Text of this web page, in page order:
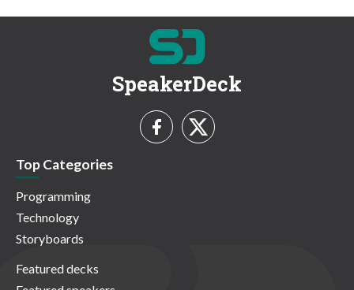
SpeakerDeck
Top Categories
Programming
Technology
Storyboards
Featured decks